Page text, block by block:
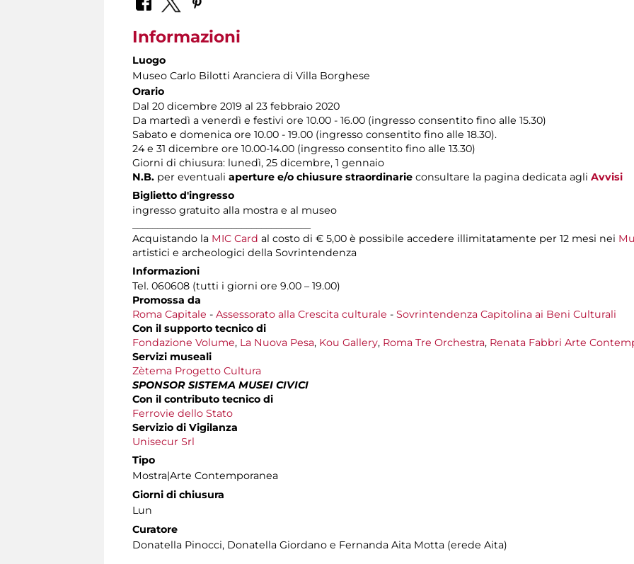
Informazioni
Luogo
Museo Carlo Bilotti Aranciera di Villa Borghese
Orario
Dal 20 dicembre 2019 al 23 febbraio 2020
Da martedì a venerdì e festivi ore 10.00 - 16.00 (ingresso consentito fino alle 15.30)
Sabato e domenica ore 10.00 - 19.00 (ingresso consentito fino alle 18.30).
24 e 31 dicembre ore 10.00-14.00 (ingresso consentito fino alle 13.30)
Giorni di chiusura: lunedì, 25 dicembre, 1 gennaio
N.B. per eventuali aperture e/o chiusure straordinarie consultare la pagina dedicata agli Avvisi
Biglietto d'ingresso
ingresso gratuito alla mostra e al museo
Acquistando la MIC Card al costo di € 5,00 è possibile accedere illimitatamente per 12 mesi nei
artistici e archeologici della Sovrintendenza
Informazioni
Tel. 060608 (tutti i giorni ore 9.00 – 19.00)
Promossa da
Roma Capitale - Assessorato alla Crescita culturale - Sovrintendenza Capitolina ai Beni Culturali
Con il supporto tecnico di
Fondazione Volume, La Nuova Pesa, Kou Gallery, Roma Tre Orchestra, Renata Fabbri Arte
Servizi museali
Zètema Progetto Cultura
SPONSOR SISTEMA MUSEI CIVICI
Con il contributo tecnico di
Ferrovie dello Stato
Servizio di Vigilanza
Unisecur Srl
Tipo
Mostra|Arte Contemporanea
Giorni di chiusura
Lun
Curatore
Donatella Pinocci, Donatella Giordano e Fernanda Aita Motta (erede Aita)